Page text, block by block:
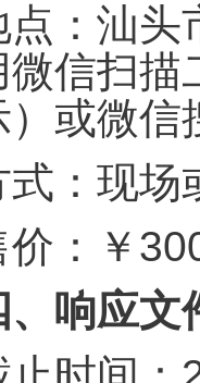
点：汕头
微信扫描
）或微信
式：现场
价：￥
、响应文